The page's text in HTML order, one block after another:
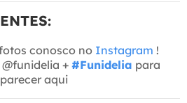
conosco no Instagram !
+ #Funidelia para
aqui